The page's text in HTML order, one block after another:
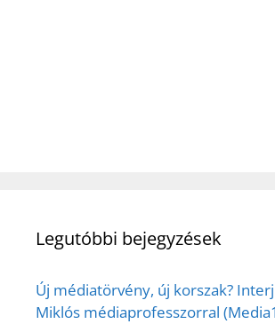
Legutóbbi bejegyzések
Új médiatörvény, új korszak?
Miklós médiaprofesszorral